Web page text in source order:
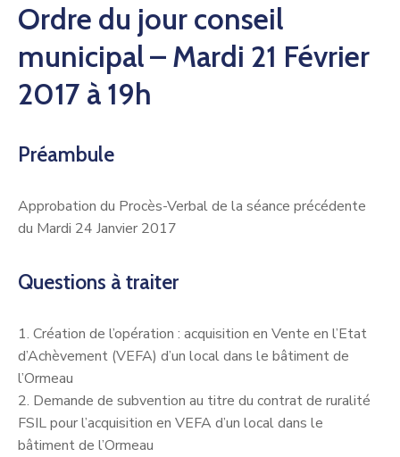
Ordre du jour conseil
municipal – Mardi 21 Février
2017 à 19h
Préambule
Approbation du Procès-Verbal de la séance précédente
du Mardi 24 Janvier 2017
Questions à traiter
1. Création de l’opération : acquisition en Vente en l’Etat
d’Achèvement (VEFA) d’un local dans le bâtiment de
l’Ormeau
2. Demande de subvention au titre du contrat de ruralité
FSIL pour l’acquisition en VEFA d’un local dans le
bâtiment de l’Ormeau